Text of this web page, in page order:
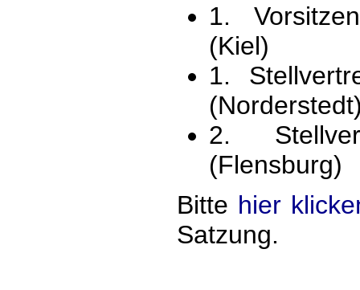
1.
(Kiel)
1.
2.
(Flensburg)
Bitte hier
Satzung.